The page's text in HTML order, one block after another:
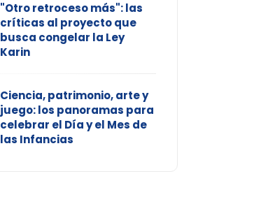
"Otro retroceso más": las
críticas al proyecto que
busca congelar la Ley
Karin
Ciencia, patrimonio, arte y
juego: los panoramas para
celebrar el Día y el Mes de
las Infancias